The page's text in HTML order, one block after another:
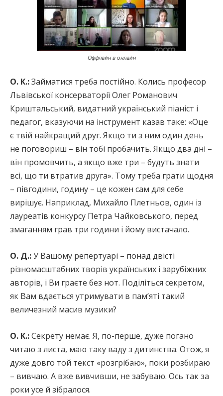
Оффлайн в онлайн
О. К.:Займатися треба постійно. Колись професор
Львівської консерваторії Олег Романович
Криштальський, видатний український піаніст і
педагог, вказуючи на інструмент казав таке: «Оце
є твій найкращий друг. Якщо ти з ним один день
не поговориш – він тобі пробачить. Якщо два дні –
він промовчить, а якщо вже три – будуть знати
всі, що ти втратив друга». Тому треба грати щодня
– півгодини, годину – це кожен сам для себе
вирішує. Наприклад, Михайло Плетньов, один із
лауреатів конкурсу Петра Чайковського, перед
змаганням грав три години і йому вистачало.
О. Д.:У Вашому репертуарі – понад двісті
різномасштабних творів українських і зарубіжних
авторів, і Ви граєте без нот. Поділіться секретом,
як Вам вдається утримувати в пам’яті такий
величезний масив музики?
О. К.:Секрету немає. Я, по-перше, дуже погано
читаю з листа, маю таку ваду з дитинства. Отож, я
дуже довго той текст «розгрібаю», поки розбираю
– вивчаю. А вже вивчивши, не забуваю. Ось так за
роки усе й зібралося.